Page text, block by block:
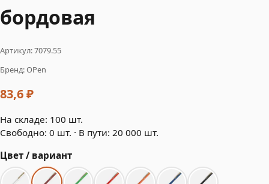
бордовая
Артикул: 7079.55
Бренд: OPen
83,6 ₽
На складе: 100 шт.
Свободно: 0 шт. · В пути: 20 000 шт.
Цвет / вариант